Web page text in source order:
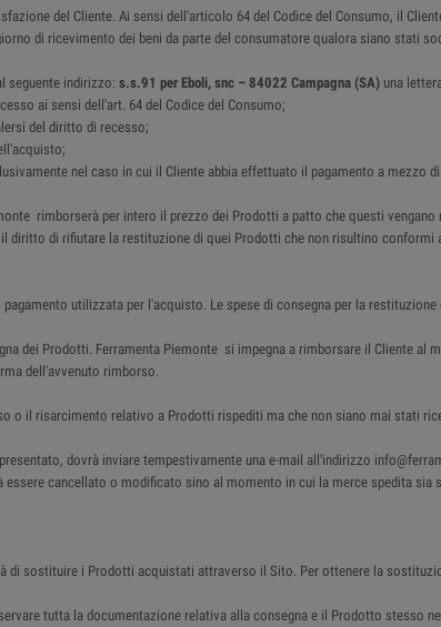
del Cliente. Ai sensi dell'articolo 64 del Codice del Consumo, il
di ricevimento dei beni da parte del consumatore qualora siano stati
seguente indirizzo: s.s.91 per Eboli, snc – 84022 Campagna (SA) una
ai sensi dell'art. 64 del Codice del Consumo;
del diritto di recesso;
nel caso in cui il Cliente abbia effettuato il pagamento a mezzo di
rimborserà per intero il prezzo dei Prodotti a patto che questi
di rifiutare la restituzione di quei Prodotti che non risultino conformi
utilizzata per l'acquisto. Le spese di consegna per la
dei Prodotti. Ferramenta Piemonte si impegna a rimborsare il Cliente
dell'avvenuto rimborso.
o il risarcimento relativo a Prodotti rispediti ma che non siano mai stati
dovrà inviare tempestivamente una e-mail all'indirizzo
cancellato o modificato sino al momento in cui la merce spedita
di sostituire i Prodotti acquistati attraverso il Sito. Per ottenere la
tutta la documentazione relativa alla consegna e il Prodotto